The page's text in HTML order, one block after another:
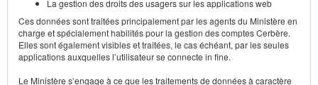
La gestion des droits des usagers sur les applications web
Ces données sont traitées principalement par les agents du Ministère en
charge et spécialement habilités pour la gestion des comptes Cerbère.
Elles sont également visibles et traitées, le cas échéant, par les seules
applications auxquelles l’utilisateur se connecte in fine.
Le Ministère s’engage à ce que les traitements de données à caractère